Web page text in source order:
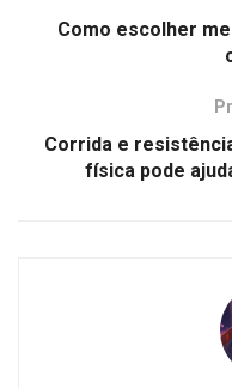
Como escolher
Corrida e
física pode